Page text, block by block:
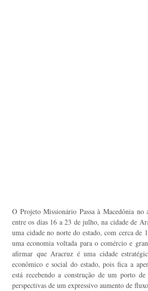
O Projeto Missionário Passa à Macedônia no
entre os dias 16 a 23 de julho, na cidade de
uma cidade no norte do estado, com cerca de
uma economia voltada para o comércio e
afirmar que Aracruz é uma cidade
econômico e social do estado, pois fica a
está recebendo a construção de um porto
perspectivas de um expressivo aumento de